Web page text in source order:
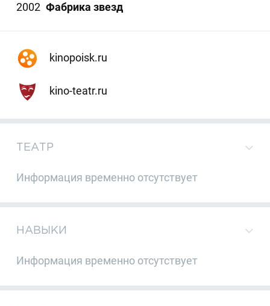
2002 Фабрика звезд
kinopoisk.ru
kino-teatr.ru
ТЕАТР
Информация временно отсутствует
НАВЫКИ
Информация временно отсутствует